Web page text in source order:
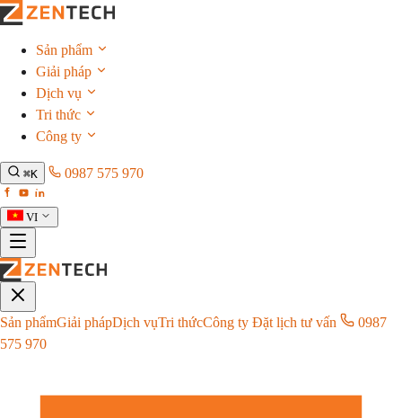
Sản phẩm
Giải pháp
Dịch vụ
Tri thức
Công ty
⌘K 0987 575 970
VI
Sản phẩmGiải phápDịch vụTri thứcCông ty Đặt lịch tư vấn
0987
575 970